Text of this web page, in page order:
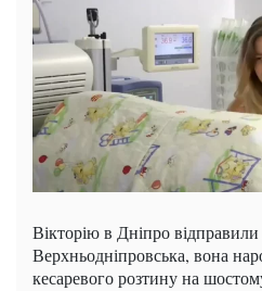
Вікторію в Дніпро
Верхньодніпровська, вона
кесаревого розтину на